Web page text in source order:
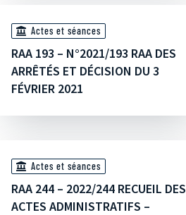
Actes et séances
RAA 193 – N°2021/193 RAA DES
ARRÊTÉS ET DÉCISION DU 3
FÉVRIER 2021
Actes et séances
RAA 244 – 2022/244 RECUEIL DES
ACTES ADMINISTRATIFS –